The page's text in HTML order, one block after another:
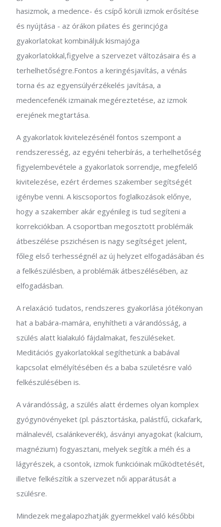
hasizmok, a medence- és csípő körüli izmok erősítése
és nyújtása - az órákon pilates és gerincjóga
gyakorlatokat kombináljuk kismajóga
gyakorlatokkal,figyelve a szervezet változásaira és a
terhelhetőségre.Fontos a keringésjavítás, a vénás
torna és az egyensúlyérzékelés javítása, a
medencefenék izmainak megéreztetése, az izmok
erejének megtartása.
A gyakorlatok kivitelezésénél fontos szempont a
rendszeresség, az egyéni teherbírás, a terhelhetőség
figyelembevétele a gyakorlatok sorrendje, megfelelő
kivitelezése, ezért érdemes szakember segítségét
igénybe venni. A kiscsoportos foglalkozások előnye,
hogy a szakember akár egyénileg is tud segíteni a
korrekciókban. A csoportban megosztott problémák
átbeszélése pszichésen is nagy segítséget jelent,
főleg első terhességnél az új helyzet elfogadásában és
a felkészülésben, a problémák átbeszélésében, az
elfogadásban.
A relaxáció tudatos, rendszeres gyakorlása jótékonyan
hat a babára-mamára, enyhítheti a várandósság, a
szülés alatt kialakuló fájdalmakat, feszüléseket.
Meditációs gyakorlatokkal segíthetünk a babával
kapcsolat elmélyítésében és a baba születésre való
felkészülésében is.
A várandósság, a szülés alatt érdemes olyan komplex
gyógynövényeket (pl. pásztortáska, palástfű, cickafark,
málnalevél, csalánkeverék), ásványi anyagokat (kalcium,
magnézium) fogyasztani, melyek segítik a méh és a
lágyrészek, a csontok, izmok funkcióinak működtetését,
illetve felkészítik a szervezet női apparátusát a
szülésre.
Mindezek megalapozhatják gyermekkel való későbbi